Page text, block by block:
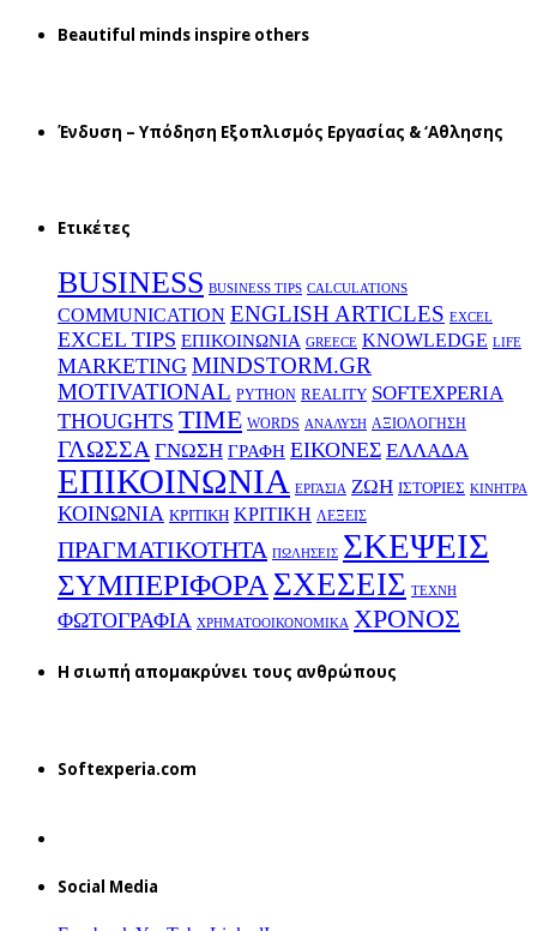
Beautiful minds inspire others
Ένδυση – Υπόδηση Εξοπλισμός Εργασίας & ‘Aθλησης
Ετικέτες
BUSINESS BUSINESS TIPS CALCULATIONS
COMMUNICATION ENGLISH ARTICLES EXCEL
EXCEL TIPS EΠΙΚΟΙΝΩΝΙΑ GREECE KNOWLEDGE LIFE
MARKETING MINDSTORM.GR
MOTIVATIONAL PYTHON REALITY SOFTEXPERIA
THOUGHTS TIME WORDS ΑΝΑΛΥΣΗ ΑΞΙΟΛΟΓΗΣΗ
ΓΛΩΣΣΑ ΓΝΩΣΗ ΓΡΑΦΗ ΕΙΚΟΝΕΣ ΕΛΛΑΔΑ
ΕΠΙΚΟΙΝΩΝΙΑ ΕΡΓΑΣΙΑ ΖΩΗ ΙΣΤΟΡΙΕΣ ΚΙΝΗΤΡΑ
ΚΟΙΝΩΝΙΑ ΚΡΙΤΙΚΗ ΚΡΙΤΙΚΗ ΛΕΞΕΙΣ
ΠΡΑΓΜΑΤΙΚΟΤΗΤΑ ΠΩΛΗΣΕΙΣ ΣΚΕΨΕΙΣ
ΣΥΜΠΕΡΙΦΟΡΑΣΧΕΣΕΙΣ ΤΕΧΝΗ
ΦΩΤΟΓΡΑΦΙΑ ΧΡΗΜΑΤΟΟΙΚΟΝΟΜΙΚΑ ΧΡΟΝΟΣ
H σιωπή απομακρύνει τους ανθρώπους
Softexperia.com
Social Media